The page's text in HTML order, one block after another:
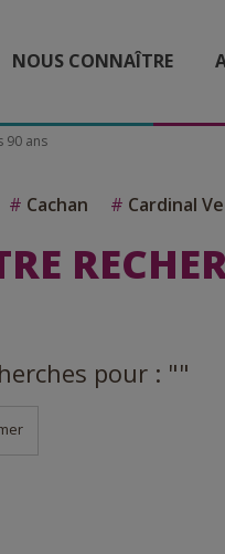
NOUS CONNAÎTRE
90 ans
# Cachan # Cardinal
pour : ""